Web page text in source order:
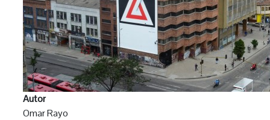
Autor
Omar Rayo